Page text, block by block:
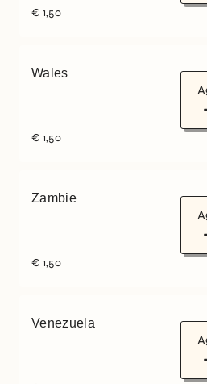
€ 1,50
Wales
€ 1,50
Zambie
€ 1,50
Venezuela